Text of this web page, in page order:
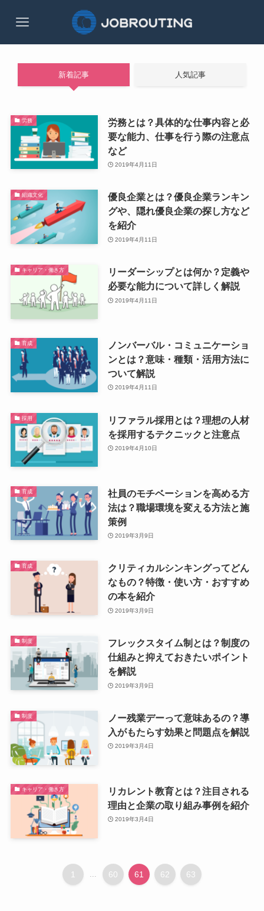
新着記事 人気記事
労務
労務とは？具体的な仕事内容と必
要な能力、仕事を行う際の注意点
など
2019年4月11日
組織文化
優良企業とは？優良企業ランキン
グや、隠れ優良企業の探し方など
を紹介
2019年4月11日
キャリア・働き方
リーダーシップとは何か？定義や
必要な能力について詳しく解説
2019年4月11日
育成
ノンバーバル・コミュニケーショ
ンとは？意味・種類・活用方法に
ついて解説
2019年4月11日
採用
リファラル採用とは？理想の人材
を採用するテクニックと注意点
2019年4月10日
育成
社員のモチベーションを高める方
法は？職場環境を変える方法と施
策例
2019年3月9日
育成
クリティカルシンキングってどん
なもの？特徴・使い方・おすすめ
の本を紹介
2019年3月9日
制度
フレックスタイム制とは？制度の
仕組みと抑えておきたいポイント
を解説
2019年3月9日
制度
ノー残業デーって意味あるの？導
入がもたらす効果と問題点を解説
2019年3月4日
キャリア・働き方
リカレント教育とは？注目される
理由と企業の取り組み事例を紹介
2019年3月4日
1 60 61 62 63